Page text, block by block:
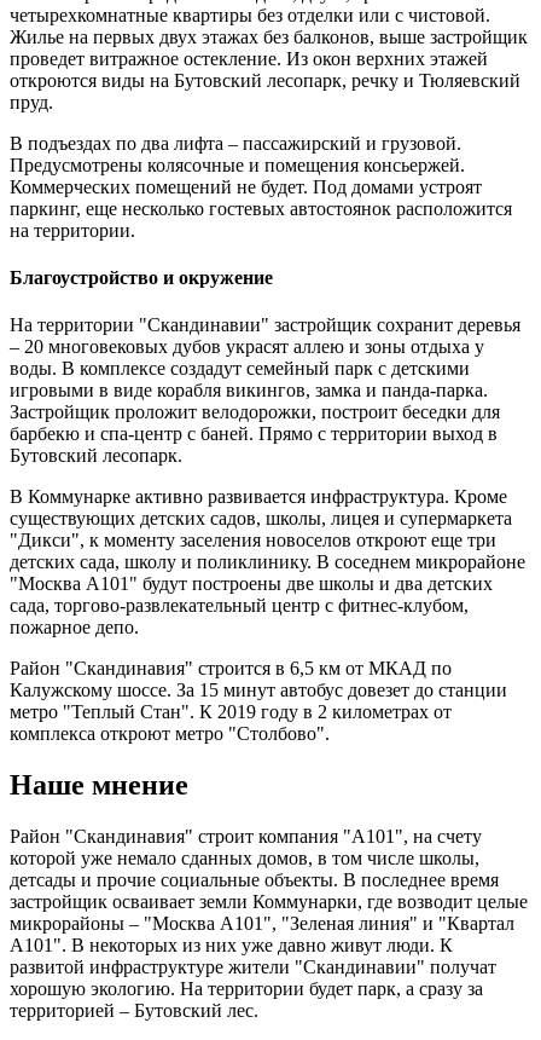
четырехкомнатные квартиры без отделки или с чистовой.
Жилье на первых двух этажах без балконов, выше застройщик
проведет витражное остекление. Из окон верхних этажей
откроются виды на Бутовский лесопарк, речку и Тюляевский
пруд.
В подъездах по два лифта – пассажирский и грузовой.
Предусмотрены колясочные и помещения консьержей.
Коммерческих помещений не будет. Под домами устроят
паркинг, еще несколько гостевых автостоянок расположится
на территории.
Благоустройство и окружение
На территории "Скандинавии" застройщик сохранит деревья
– 20 многовековых дубов украсят аллею и зоны отдыха у
воды. В комплексе создадут семейный парк с детскими
игровыми в виде корабля викингов, замка и панда-парка.
Застройщик проложит велодорожки, построит беседки для
барбекю и спа-центр с баней. Прямо с территории выход в
Бутовский лесопарк.
В Коммунарке активно развивается инфраструктура. Кроме
существующих детских садов, школы, лицея и супермаркета
"Дикси", к моменту заселения новоселов откроют еще три
детских сада, школу и поликлинику. В соседнем микрорайоне
"Москва А101" будут построены две школы и два детских
сада, торгово-развлекательный центр с фитнес-клубом,
пожарное депо.
Район "Скандинавия" строится в 6,5 км от МКАД по
Калужскому шоссе. За 15 минут автобус довезет до станции
метро "Теплый Стан". К 2019 году в 2 километрах от
комплекса откроют метро "Столбово".
Наше мнение
Район "Скандинавия" строит компания "А101", на счету
которой уже немало сданных домов, в том числе школы,
детсады и прочие социальные объекты. В последнее время
застройщик осваивает земли Коммунарки, где возводит целые
микрорайоны – "Москва А101", "Зеленая линия" и "Квартал
А101". В некоторых из них уже давно живут люди. К
развитой инфраструктуре жители "Скандинавии" получат
хорошую экологию. На территории будет парк, а сразу за
территорией – Бутовский лес.